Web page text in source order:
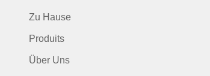
Zu Hause
Produits
Über Uns